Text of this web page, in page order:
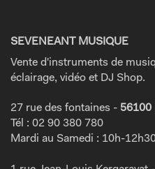
SEVENEANT MUSIQUE
Vente d'instruments de
éclairage, vidéo et DJ Shop.
27 rue des fontaines - 56100
Tél : 02 90 380 780
Mardi au Samedi : 10h-